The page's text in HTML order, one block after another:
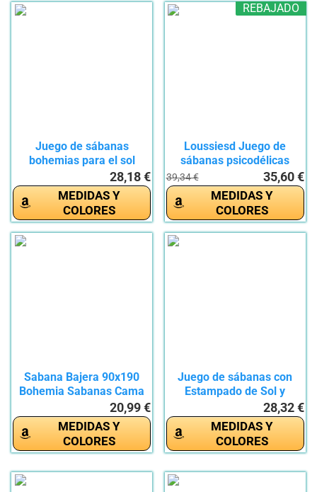
Juego de sábanas
bohemias para el sol
celestial,...28,18 €
MEDIDAS Y
COLORES
REBAJADO
Loussiesd Juego de
sábanas psicodélicas
bohemias...
39,34 € 35,60 €
MEDIDAS Y
COLORES
Sabana Bajera 90x190
Bohemia Sabanas Cama
20,99 €
MEDIDAS Y
COLORES
Juego de sábanas con
Estampado de Sol y
28,32 €
MEDIDAS Y
COLORES